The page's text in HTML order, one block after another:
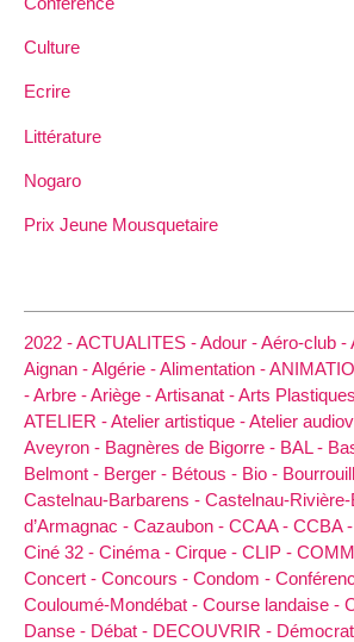
Culture
Ecrire
Littérature
Nogaro
Prix Jeune Mousquetaire
2022 -ACTUALITES -Adour -Aéro-club -
Aignan -Algérie -Alimentation -
-Arbre -Ariège -Artisanat -Arts
ATELIER -Atelier artistique -Atelier
Aveyron - Bagnères de Bigorre - BAL -
Belmont - Berger - Bétous - Bio -
Castelnau-Barbarens - Castelnau-
d’Armagnac - Cazaubon - CCAA - CCBA -
Ciné 32 - Cinéma - Cirque - CLIP -
Concert - Concours - Condom -
Couloumé-Mondébat - Course landaise -
Danse - Débat - DECOUVRIR -